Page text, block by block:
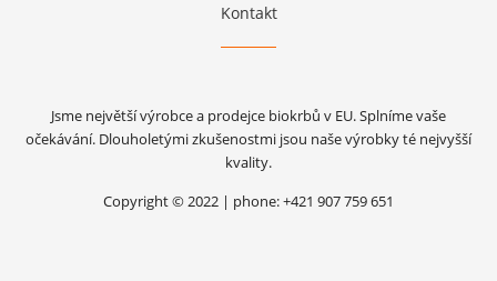
Kontakt
Jsme největší výrobce a prodejce biokrbů v EU. Splníme vaše
očekávání. Dlouholetými zkušenostmi jsou naše výrobky té nejvyšší
kvality.
Copyright © 2022 | phone: +421 907 759 651